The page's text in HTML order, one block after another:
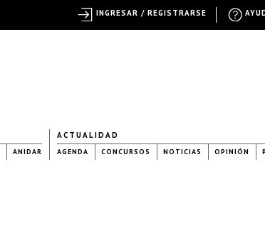
ANIDAR
ACTUALIDAD
AGENDA CONCURSOS NOTICIAS OPINIÓN
INGRESAR / REGISTRARSE